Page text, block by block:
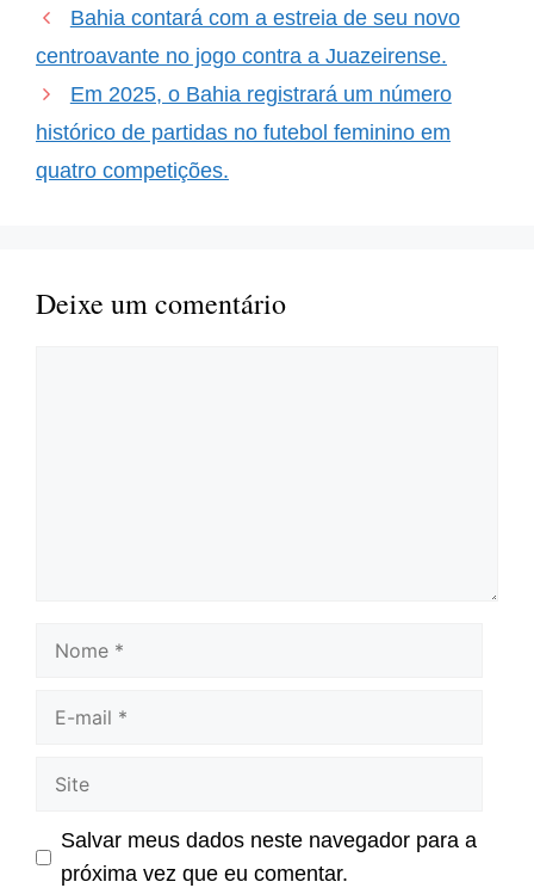
desafio pela frente.…
Bahia contará com a estreia de seu novo
centroavante no jogo contra a Juazeirense.
Em 2025, o Bahia registrará um número
histórico de partidas no futebol feminino em
quatro competições.
Deixe um comentário
Nome
Site
Salvar meus dados neste navegador para a
próxima vez que eu comentar.